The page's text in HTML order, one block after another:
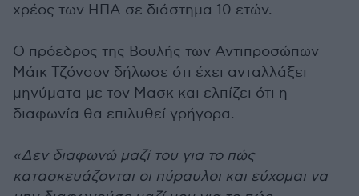
χρέος των ΗΠΑ σε διάστημα 10 ετών.
Ο πρόεδρος της Βουλής των Αντιπροσώπων
Μάικ Τζόνσον δήλωσε ότι έχει ανταλλάξει
μηνύματα με τον Μασκ και ελπίζει ότι η
διαφωνία θα επιλυθεί γρήγορα.
«Δεν διαφωνώ μαζί του για το πώς
κατασκευάζονται οι πύραυλοι και εύχομαι να